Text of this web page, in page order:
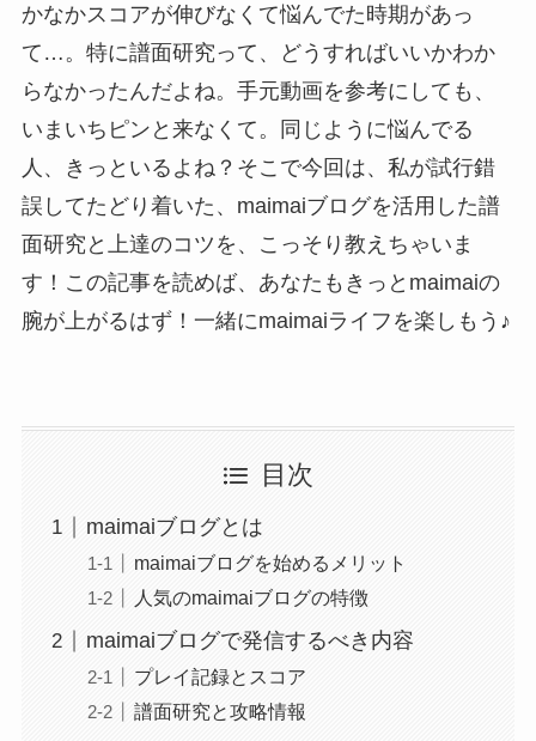
かなかスコアが伸びなくて悩んでた時期があっ
て…。特に譜面研究って、どうすればいいかわか
らなかったんだよね。手元動画を参考にしても、
いまいちピンと来なくて。同じように悩んでる
人、きっといるよね？そこで今回は、私が試行錯
誤してたどり着いた、maimaiブログを活用した譜
面研究と上達のコツを、こっそり教えちゃいま
す！この記事を読めば、あなたもきっとmaimaiの
腕が上がるはず！一緒にmaimaiライフを楽しもう♪
目次
maimaiブログとは
maimaiブログを始めるメリット
人気のmaimaiブログの特徴
maimaiブログで発信するべき内容
プレイ記録とスコア
譜面研究と攻略情報